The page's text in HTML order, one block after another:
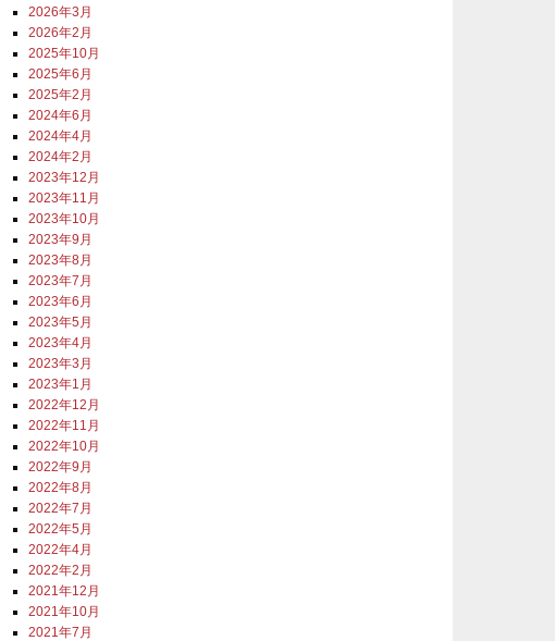
2026年3月
2026年2月
2025年10月
2025年6月
2025年2月
2024年6月
2024年4月
2024年2月
2023年12月
2023年11月
2023年10月
2023年9月
2023年8月
2023年7月
2023年6月
2023年5月
2023年4月
2023年3月
2023年1月
2022年12月
2022年11月
2022年10月
2022年9月
2022年8月
2022年7月
2022年5月
2022年4月
2022年2月
2021年12月
2021年10月
2021年7月